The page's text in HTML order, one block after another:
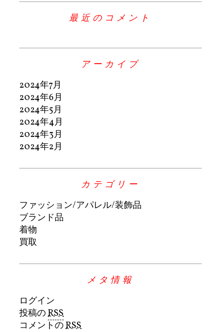
最近のコメント
アーカイブ
2024年7月
2024年6月
2024年5月
2024年4月
2024年3月
2024年2月
カテゴリー
ファッション/アパレル/装飾品
ブランド品
着物
買取
メタ情報
ログイン
投稿のRSS
コメントのRSS